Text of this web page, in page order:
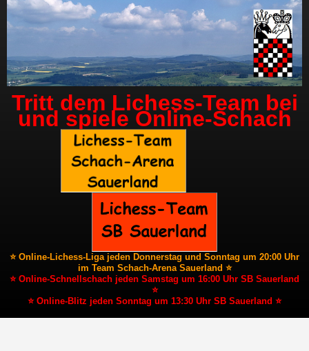
Tritt dem Lichess-Team bei
und spiele Online-Schach
⭐ Online-Lichess-Liga jeden Donnerstag und Sonntag um 20:00 Uhr
im Team Schach-Arena Sauerland ⭐
⭐ Online-Schnellschach jeden Samstag um 16:00 Uhr SB Sauerland
⭐
⭐ Online-Blitz jeden Sonntag um 13:30 Uhr SB Sauerland ⭐